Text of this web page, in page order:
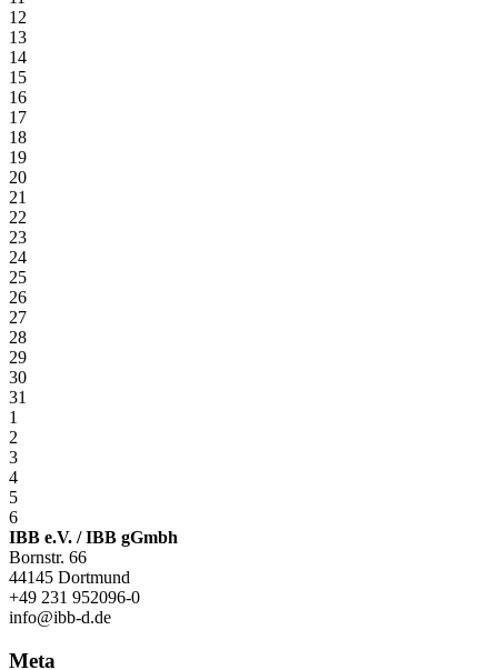
12
13
14
15
16
17
18
19
20
21
22
23
24
25
26
27
28
29
30
31
1
2
3
4
5
6
IBB e.V. / IBB gGmbh
Bornstr. 66
44145 Dortmund
+49 231 952096-0
info@ibb-d.de
Meta